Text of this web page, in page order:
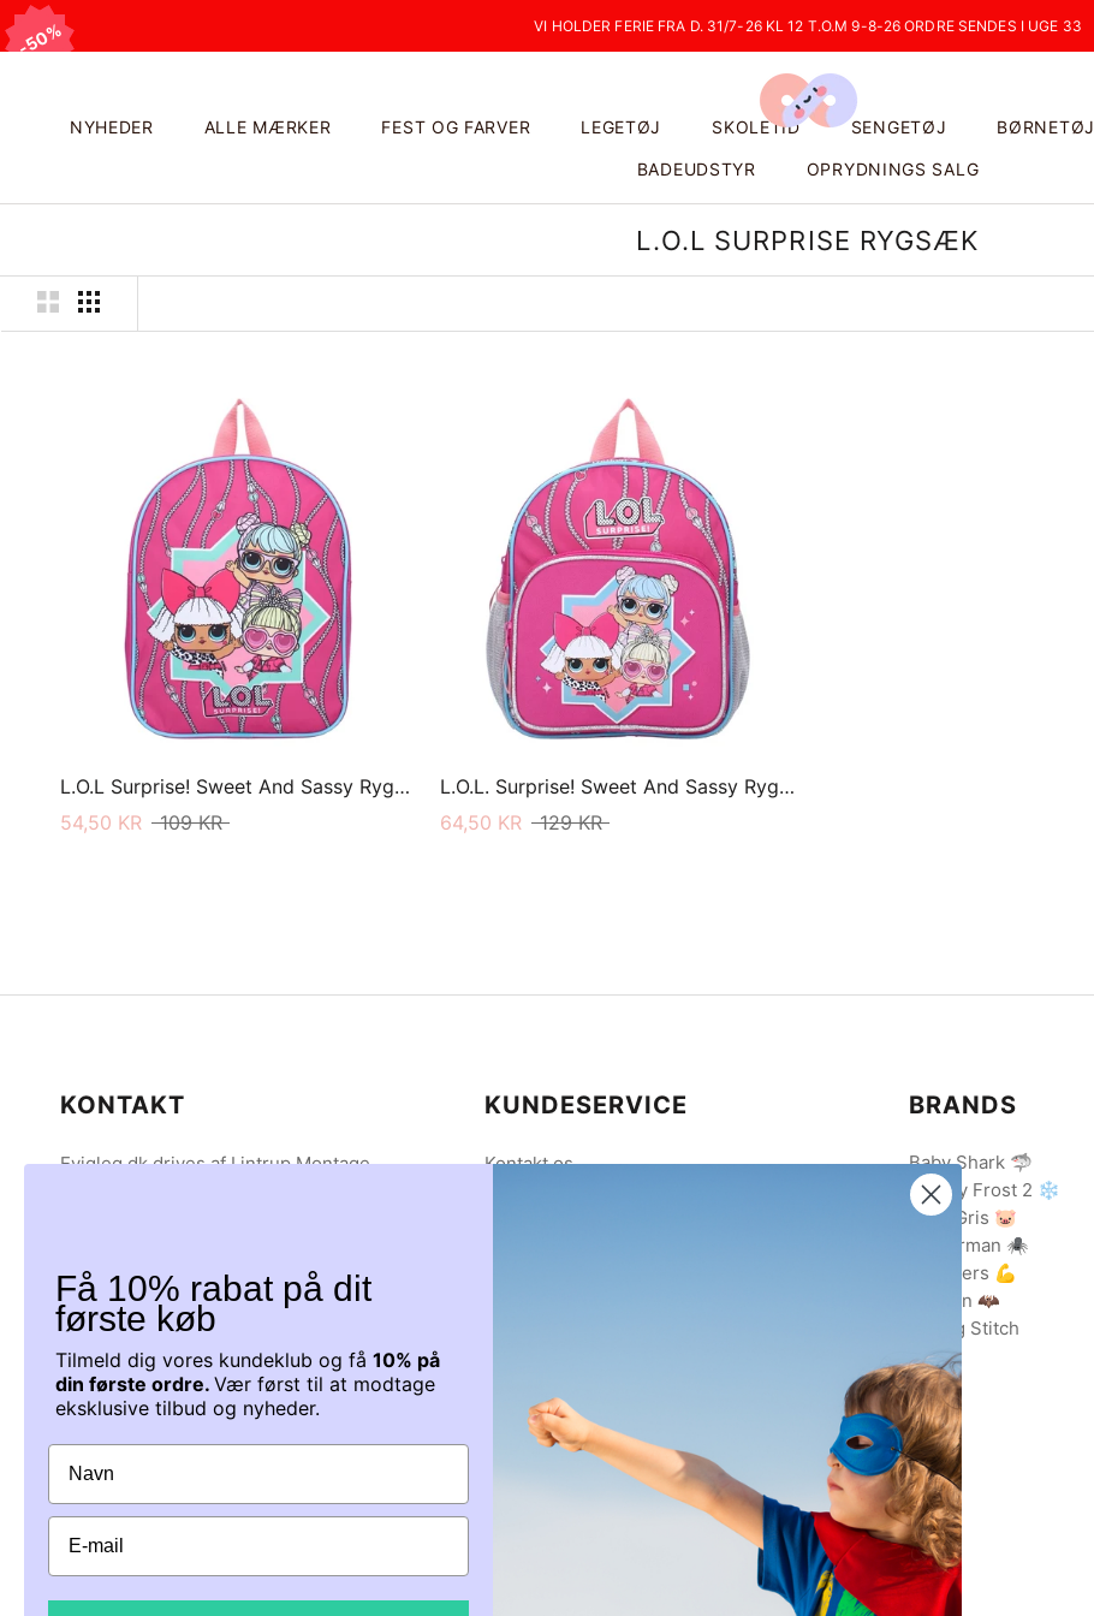
Videre
VI HOLDER FERIE FRA D. 31/7-26 KL 12 T.O.M 9-8-26 ORDRE SENDES I UGE 33
NYHEDER ALLE MÆRKER FEST OG FARVER LEGETØJ SKOLETID SENGETØJ BØRNETØJ
BADEUDSTYR OPRYDNINGS SALG
L.O.L SURPRISE RYGSÆK
50%
L.O.L Surprise! Sweet And Sassy Rygsæk
54,50 KR
109 KR
50%
L.O.L. Surprise! Sweet And Sassy Rygsæk
64,50 KR
129 KR
KONTAKT
Evigleg.dk drives af Lintrup Montage
6630 Rødding
Tlf: 61 40 40 19
Mail: info@evigleg.dk
Du kan kontakte os på tlf.: 61404019
Mandag - Torsdag 9-15 Fredag 9-12
Eller på mail Info@evigleg.dk, som vi
besvarer inden for 24
timer i hverdagen
KUNDESERVICE
Kontakt os
Fødevarestyrelsen
BRANDS
Baby Shark 🦈
Disney Frost 2 ❄️
Gurli Gris 🐷
Spiderman 🕷️
Avengers 💪
Batman 🦇
Lilo og Stitch
Få 10% rabat på dit
første køb
Tilmeld dig vores kundeklub og få 10% på
din første ordre. Vær først til at modtage
eksklusive tilbud og nyheder.